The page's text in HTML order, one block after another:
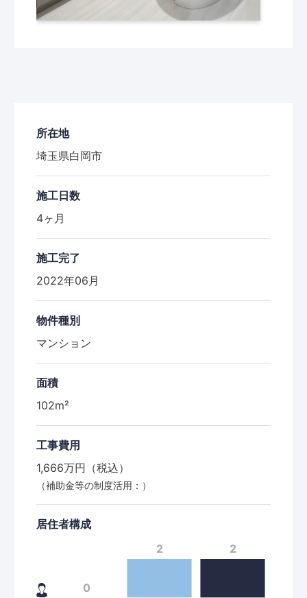
所在地
埼玉県白岡市
施工日数
4ヶ月
施工完了
2022年06月
物件種別
マンション
面積
102m²
工事費用
1,666万円（税込）
（補助金等の制度活用：）
居住者構成